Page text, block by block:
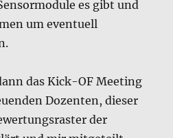
es gibt und
um eventuell
das Kick-OF Meeting
Dozenten, dieser
der